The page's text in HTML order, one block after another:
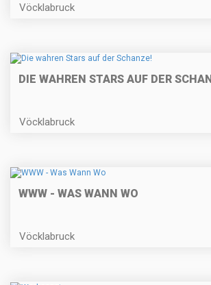
Vöcklabruck
DIE WAHREN STARS AUF DER
Vöcklabruck
WWW - WAS WANN WO
Vöcklabruck